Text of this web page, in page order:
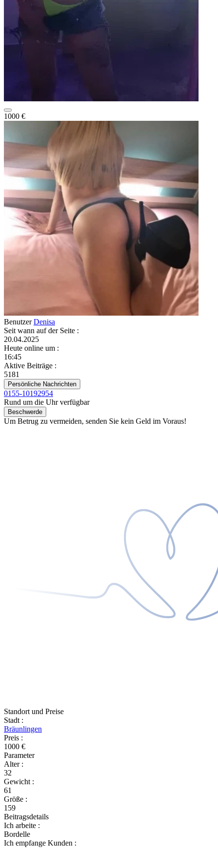
1000 €
BenutzerDenisa
Seit wann auf der Seite :
20.04.2025
Heute online um :
16:45
Aktive Beiträge :
5181
Persönliche Nachrichten
0155-10192954
Rund um die Uhr verfügbar
Beschwerde
Um Betrug zu vermeiden, senden Sie kein Geld im Voraus!
Standort und Preise
Stadt :
Bräunlingen
Preis :
1000 €
Parameter
Alter :
32
Gewicht :
61
Größe :
159
Beitragsdetails
Ich arbeite :
Bordelle
Ich empfange Kunden :